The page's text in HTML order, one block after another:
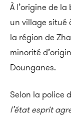
À l’origine de
un village situé
la région de
minorité
Dounganes.
Selon la police
l’état esprit